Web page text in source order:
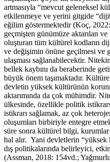
artmasıyla “mevcut geleneksel
etkilenmeye ve yerini gitgide
eğilim göstermektedir (Koç,
geçmişten günümüze aktarılan
oluşturan tüm kültürel kodların
ve değişimin önüne geçilmesi ve
ulaşması sağlanabilecektir.
bellek kaybını da beraberinde
büyük önem taşımaktadır.
devletin yüksek kültürünün
aktarımında da çok mühimdir.
ülkesinde, özellikle politik
istikrarı sağlamak, az çok
oluşumları birbiriyle entegre
süre sonra kültürel bilgi,
hal alır. Yani devletlerin
dış politikalarında belirleyici,
(Assman, 2018: 154vd.;